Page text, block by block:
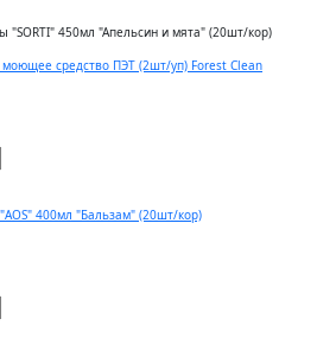
"SORTI" 450мл "Апельсин и мята" (20шт/кор)
моющее средство ПЭТ (2шт/уп) Forest Clean
400мл "Бальзам" (20шт/кор)